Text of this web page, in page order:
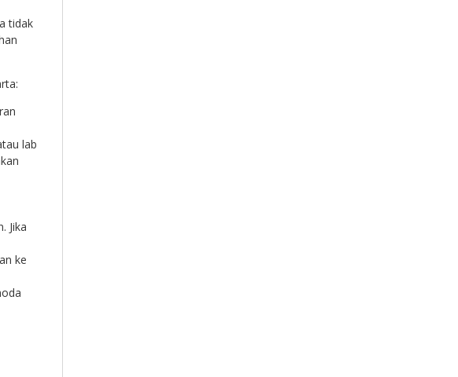
tidak
lab
Jika
ke